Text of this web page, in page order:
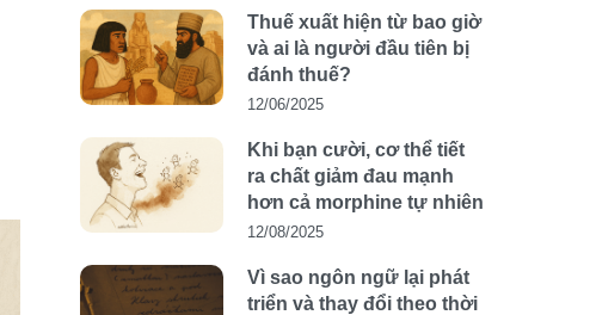
Thuế xuất hiện từ bao giờ
và ai là người đầu tiên bị
đánh thuế?
12/06/2025
Khi bạn cười, cơ thể tiết
ra chất giảm đau mạnh
hơn cả morphine tự nhiên
12/08/2025
Vì sao ngôn ngữ lại phát
triển và thay đổi theo thời